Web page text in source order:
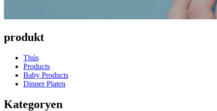
produkt
Thús
Products
Baby Products
Dinner Platen
Kategoryen